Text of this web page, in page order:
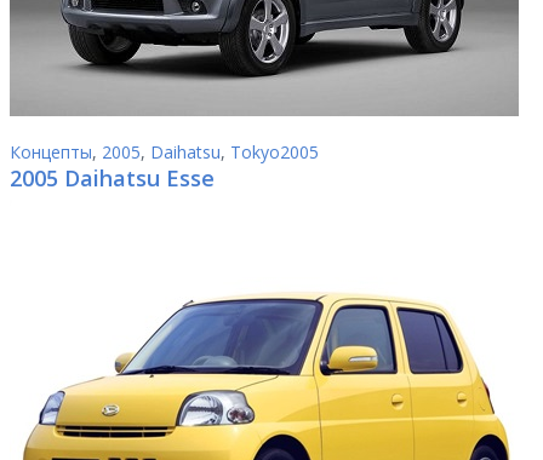
Концепты, 2005, Daihatsu, Tokyo2005
2005 Daihatsu Esse